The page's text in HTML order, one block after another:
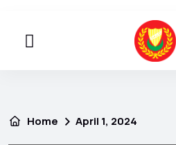
Home April 1, 2024